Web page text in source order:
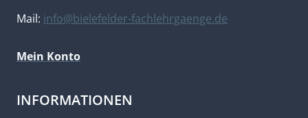
Mail: info@bielefelder-fachlehrgaenge.de
Mein Konto
INFORMATIONEN